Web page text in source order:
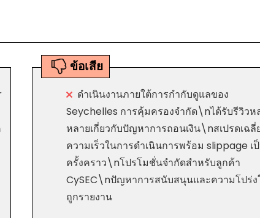
ข้อเสีย
ดำเนินงานภายใต้การกำกับดูแลของ
Seychelles การคุ้มครองจำกัด\nได้รับรีวิวห
หลายเกี่ยวกับปัญหาการถอนเงิน\nสเปรดเฉลี่
ความเร็วในการดำเนินการพร้อม slippage เ
ครั้งคราว\nโปรโมชั่นจำกัดสำหรับลูกค้า
CySEC\nปัญหาการสนับสนุนและความโปร่ง
ถูกรายงาน